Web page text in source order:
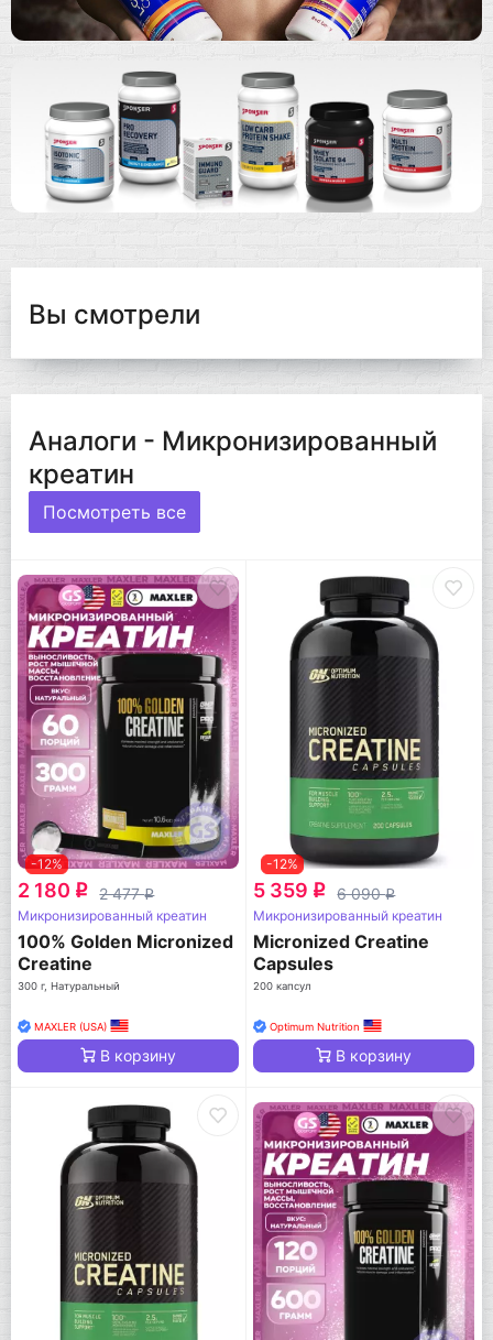
Вы смотрели
Аналоги - Микронизированный
креатин
Посмотреть все
-12%
2 180 q 2 477q
Микронизированный креатин
100% Golden Micronized
Creatine
300 г, Натуральный
MAXLER (USA)
В корзину
-12%
5 359 q 6 090q
Микронизированный креатин
Micronized Creatine
Capsules
200 капсул
Optimum Nutrition
В корзину